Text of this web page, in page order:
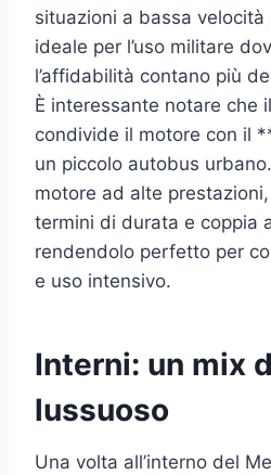
situazioni a bassa velocità
ideale per l’uso militare
l’affidabilità contano più
È interessante notare che
condivide il motore con il
un piccolo autobus
motore ad alte
termini di durata e coppia
rendendolo perfetto per
e uso intensivo.
Interni: un mix
lussuoso
Una volta all’interno del